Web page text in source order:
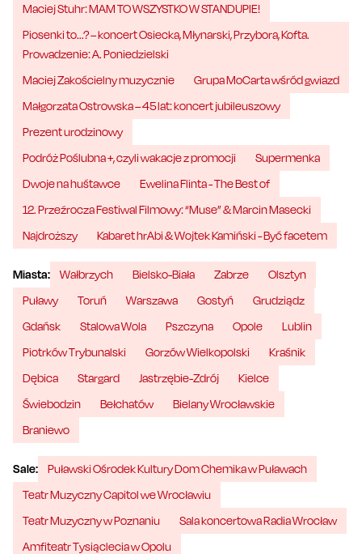
Maciej Stuhr: MAM TO WSZYSTKO W STANDUPIE!
Piosenki to...? – koncert Osiecka, Młynarski, Przybora, Kofta.
Prowadzenie: A. Poniedzielski
Maciej Zakościelny muzycznie
Grupa MoCarta wśród gwiazd
Małgorzata Ostrowska – 45 lat: koncert jubileuszowy
Prezent urodzinowy
Podróż Poślubna +, czyli wakacje z promocji
Supermenka
Dwoje na huśtawce
Ewelina Flinta - The Best of
12. Przeźrocza Festiwal Filmowy: “Muse” & Marcin Masecki
Najdroższy
Kabaret hrAbi & Wojtek Kamiński - Być facetem
Miasta: Wałbrzych Bielsko-Biała Zabrze
Olsztyn
Puławy
Toruń Warszawa Gostyń
Grudziądz
Gdańsk
Stalowa Wola Pszczyna Opole
Lublin
Piotrków Trybunalski
Gorzów Wielkopolski
Kraśnik
Dębica
Stargard Jastrzębie-Zdrój
Kielce
Świebodzin
Bełchatów
Bielany Wrocławskie
Braniewo
Sale:
Puławski Ośrodek Kultury Dom Chemika w Puławach
Teatr Muzyczny Capitol we Wrocławiu
Teatr Muzyczny w Poznaniu
Sala koncertowa Radia Wrocław
Amfiteatr Tysiąclecia w Opolu